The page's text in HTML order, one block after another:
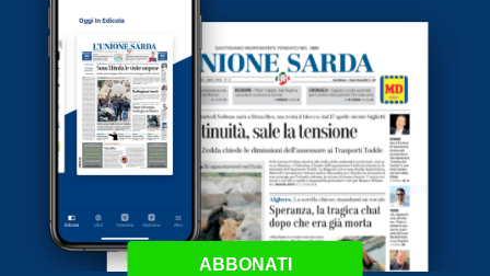
ABBONATI